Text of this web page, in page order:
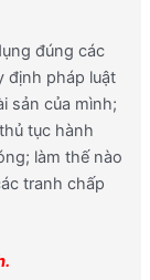
đúng các
định pháp luật
sản của mình;
tục hành
làm thế nào
tranh chấp